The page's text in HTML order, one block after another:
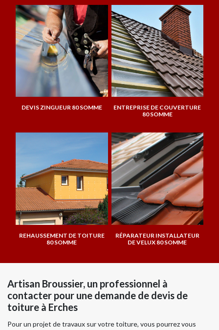
DEVIS ZINGUEUR 80 SOMME
ENTREPRISE DE COUVERTURE
80 SOMME
REHAUSSEMENT DE TOITURE
80 SOMME
RÉPARATEUR INSTALLATEUR
DE VELUX 80 SOMME
Artisan Broussier, un professionnel à
contacter pour une demande de devis de
toiture à Erches
Pour un projet de travaux sur votre toiture, vous pourrez vous